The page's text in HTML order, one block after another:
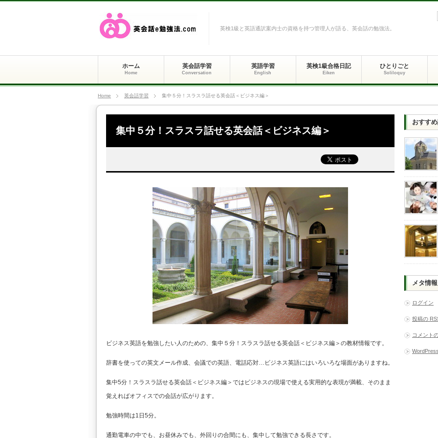
英検1級と英語通訳案内士の資格を持つ管理人が語る、英会話の勉強法。
ホーム
Home
英会話学習
Conversation
英語学習
English
英検1級合格日記
Eiken
ひとりごと
Soliloquy
Home 英会話学習 集中５分！スラスラ話せる英会話＜ビジネス編＞
集中５分！スラスラ話せる英会話＜ビジネス編＞
ビジネス英語を勉強したい人のための、集中５分！スラスラ話せる英会話＜ビジネス編＞の教材情報です。
辞書を使っての英文メール作成、会議での英語、電話応対…ビジネス英語にはいろいろな場面がありますね。
集中5分！スラスラ話せる英会話＜ビジネス編＞ではビジネスの現場で使える実用的な表現が満載、そのまま
覚えればオフィスでの会話が広がります。
勉強時間は1日5分。
通勤電車の中でも、お昼休みでも、外回りの合間にも、集中して勉強できる長さです。
おすす
メタ情報
ログイン
投稿の
コメント